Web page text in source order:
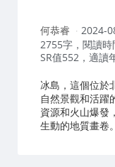
作
者：
何恭睿
2024-
2755字，閱讀
SR值552，適讀
冰島，這個位於
自然景觀和活躍
資源和火山爆發
生動的地質畫卷。